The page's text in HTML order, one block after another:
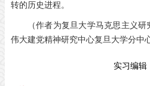
转的历史进程。
（作者为复旦大学马克思主义
伟大建党精神研究中心复旦大学分中
实习编辑